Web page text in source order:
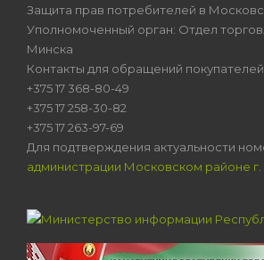
Защита прав потребителей в
Уполномоченный орган: Отдел
Минска
Контакты для обращений
+375 17 368-80-49
+375 17 258-30-82
+375 17 263-97-69
Для подтверждения актуальности
администрации Московском районе